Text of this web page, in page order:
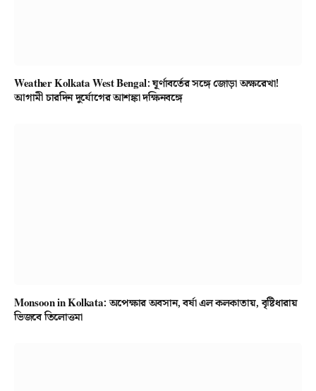
Weather Kolkata West Bengal: ঘূর্ণাবর্তের সঙ্গে জোড়া অক্ষরেখা!
আগামী চারদিন দুর্যোগের আশঙ্কা দক্ষিনবঙ্গে
Monsoon in Kolkata: অপেক্ষার অবসান, বর্ষা এল কলকাতায়, বৃষ্টিধারায়
ভিজবে তিলোত্তমা